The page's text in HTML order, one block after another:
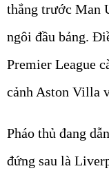
thắng trước Man
ngôi đầu bảng.
Premier League
cảnh Aston Villa
Pháo thủ đang
đứng sau là